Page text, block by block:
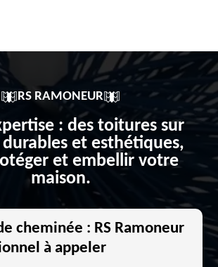
RS RAMONEUR
: des toitures sur
et esthétiques,
et embellir votre
maison.
cheminée : RS Ramoneur
à appeler